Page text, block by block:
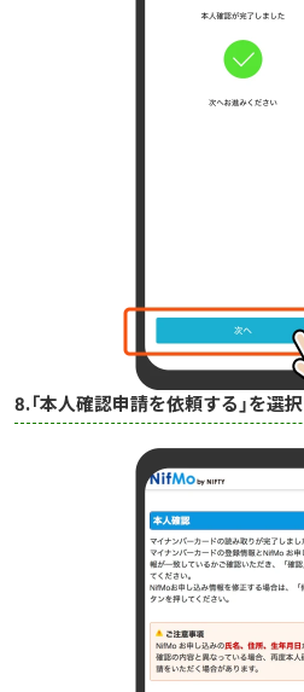
8.「本人確認申請を依頼する」を選択